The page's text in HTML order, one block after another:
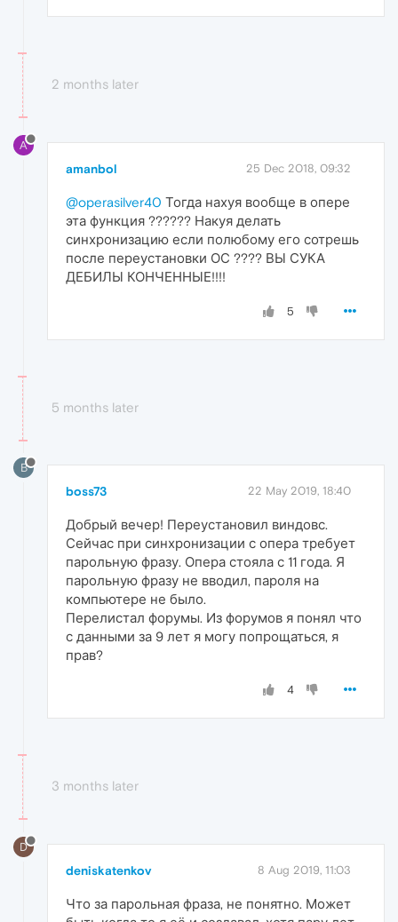
2 months later
A
amanbol 25 Dec 2018, 09:32
@operasilver40 Тогда нахуя вообще в опере
эта функция ?????? Накуя делать
синхронизацию если полюбому его сотрешь
после переустановки ОС ???? ВЫ СУКА
ДЕБИЛЫ КОНЧЕННЫЕ!!!!
5
5 months later
B
boss73 22 May 2019, 18:40
Добрый вечер! Переустановил виндовс.
Сейчас при синхронизации с опера требует
парольную фразу. Опера стояла с 11 года. Я
парольную фразу не вводил, пароля на
компьютере не было.
Перелистал форумы. Из форумов я понял что
с данными за 9 лет я могу попрощаться, я
прав?
4
3 months later
D
deniskatenkov 8 Aug 2019, 11:03
Что за парольная фраза, не понятно. Может